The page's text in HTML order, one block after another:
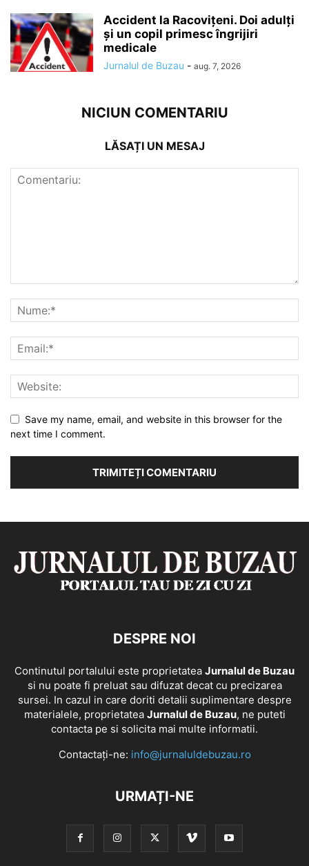
Accident la Racovițeni. Doi adulți
și un copil primesc îngrijiri
medicale
Jurnalul de Buzau - aug. 7, 2026
NICIUN COMENTARIU
LĂSAȚI UN MESAJ
Save my name, email, and website in this browser for the
next time I comment.
DESPRE NOI
Continutul portalului este proprietatea Jurnalul de Buzau
si nu poate fi preluat sau difuzat decat cu precizarea
sursei. In cazul in care doriti detalii suplimentare despre
materialele, proprietatea Jurnalul de Buzau, ne puteti
contacta pe si solicita mai multe informatii.
Contactați-ne: info@jurnaluldebuzau.ro
URMAȚI-NE